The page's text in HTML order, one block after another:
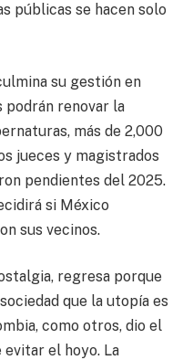
públicas se hacen solo
su gestión en
podrán renovar la
más de 2,000
jueces y magistrados
pendientes del 2025.
si México
sus vecinos.
regresa porque
que la utopía es
como otros, dio el
evitar el hoyo. La